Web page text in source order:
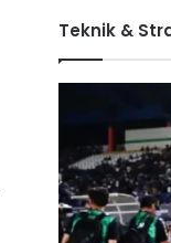
Teknik &